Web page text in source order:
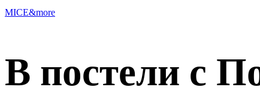
MICE&more
В постели с